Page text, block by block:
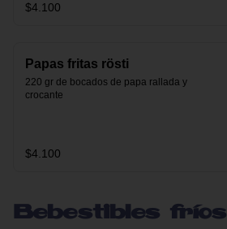
$4.100
Papas fritas rösti
220 gr de bocados de papa rallada y
crocante
$4.100
Bebestibles fríos